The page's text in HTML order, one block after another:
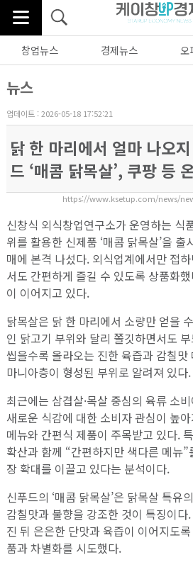
창업뉴스 경제뉴스 오
뉴스
업데이트 : 2026-05-18 17:52:21
닭 한 마리에서 얼마 나오
드 ‘매콤 닭목살’, 쿠팡 등
https://www.ksetup.com/news/
신창식 외식창업연구소가 운영하는 식
위를 활용한 신제품 ‘매콤 닭목살’을
매에 본격 나섰다. 외식업계에서만 접
서도 간편하게 즐길 수 있도록 상품화
이 이어지고 있다.
닭목살은 닭 한 마리에서 소량만 얻을
인 닭고기 부위와 달리 쫄깃하면서도
씹을수록 올라오는 진한 육즙과 감칠
마니아층이 형성된 부위로 알려져 있다.
최근에는 삼겹살·목살 중심의 육류 소
새로운 식감에 대한 소비자 관심이 높
메뉴와 간편식 제품이 주목받고 있다.
확산과 함께 “간편하지만 색다른 메뉴
장 확대를 이끌고 있다는 분석이다.
신푸드의 ‘매콤 닭목살’은 닭목살 특유
감칠맛과 불향을 강조한 것이 특징이
진 뒤 은은한 단맛과 육즙이 이어지도
품과 차별화를 시도했다.